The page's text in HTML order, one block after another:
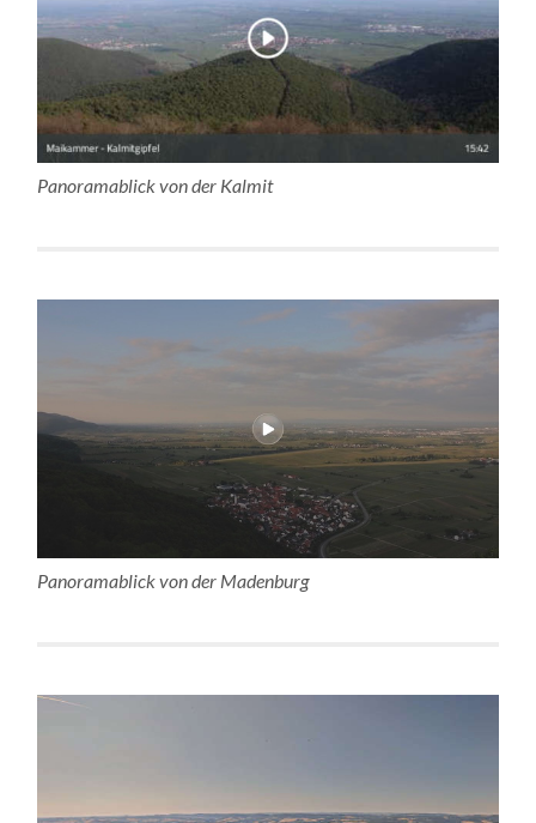
Panoramablick von der Kalmit
Panoramablick von der Madenburg